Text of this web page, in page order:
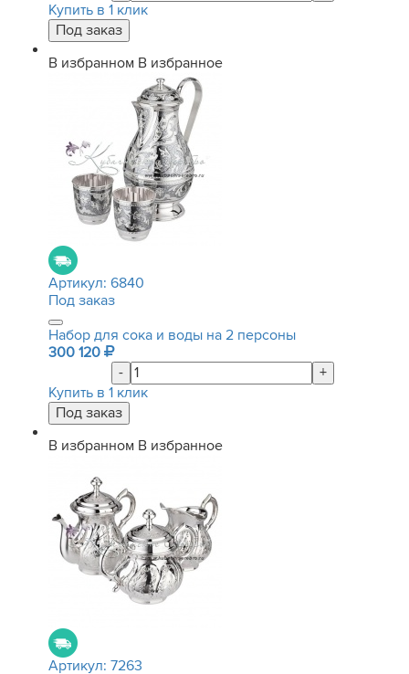
Купить в 1 клик
В избранном В избранное
Артикул: 6840
Под заказ
Набор для сока и воды на 2 персоны
300 120
-
+
Купить в 1 клик
В избранном В избранное
Артикул: 7263